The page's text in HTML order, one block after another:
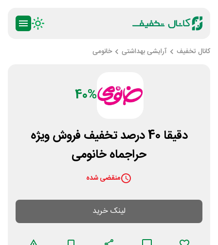
کانال تخفیف آرایشی بهداشتی خانومی
40%
دقیقا 40 درصد تخفیف فروش ویژه
حراجماه خانومی
منقضی شده
لینک خرید